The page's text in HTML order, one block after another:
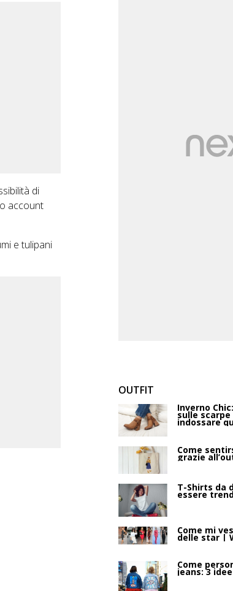
di
account
e tulipani
OUTFIT
Inverno
sulle scarpe
indossare
Come
grazie
T-Shirts da
essere
Come mi
delle star |
Come
jeans: 3